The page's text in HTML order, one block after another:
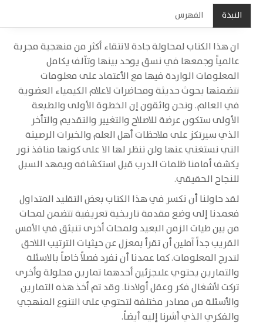
النبذة الفهرس
ان هذا الكتاب لمحاولة جادة لانتقاء أكثر من منهجية مجربة
عالمياً وجمعها في نسق يوحد بينها وتآلف يكامل
المعلومات الواردة فيها مع الأعتماد على معلومات
تتضمنها بحوث حديثة ومحاضرات لاعلام الكيمياء العضوية
في العالم. ونحن واثقون إن الخطوة الأولى والطبعة
الأولى ستكون عرضة للاصلاح والتغيير والتقديم والتأخر
الذي سيرتكز على ملاحظات أهل العلم والخبرات الرصينة
التي نستغني عنها ولن ننظر لها الا على كونها منافذ نور
يكشف أمامنا ظلمات الدرب قبل استكشافه ويمهد السبل
للنجاح الحقيقي.
لقد حاولنا أن نكسر في هذا الكتاب بعض التقليد المتداول
فعمدنا إلى وضع مقدمة تاريخية تعريفية تتضمن لمحات
من بين طيات الزمن البعيد ولمحات أخرى تنبثق في الأمس
القريب جداً آملين أن تقرأ بمعزل عن حيثيات الترتيب اللاحق
لتدرج المعلومات. كما عمدنا أن نفرد فصلاً خاصاً بالاسئلة
والتمارين يحتوي علىجزئين أحدهما تمارين محلولة وأخرى
تركت لأشغال فكر وعقل أولادنا. وقد تم أخذ هذه التمارين
والأسئلة من مصادر مختلفة لتحتوي على التنوع المنهجي
والفكري الذي أشرنا إليه أيضاً.